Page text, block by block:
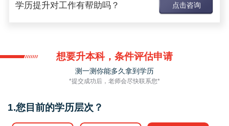
学历提升对工作有帮助吗？ 点击咨询
想要升本科，条件评估申请
测一测你能多久拿到学历
*提交成功后，老师会尽快联系您*
1.您目前的学历层次？